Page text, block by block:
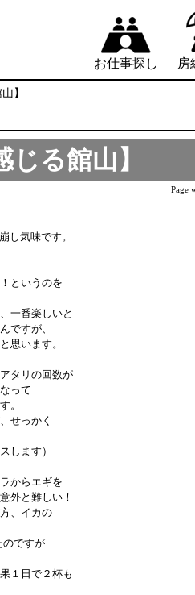
お仕事探し 房
】
る館山】
Page
し気味です。
というのを
一番楽しいと
ですが、
思います。
タリの回数が
って
。
せっかく
します）
からエギを
外と難しい！
、イカの
ですが
１日で２杯も